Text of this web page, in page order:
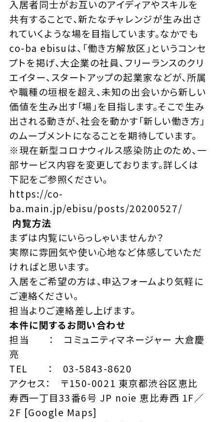
入居者同士がお互いのアイディアやスキルを
共有することで、新たなチャレンジが生み出さ
れていくような場を目指しています。なかでも
co-ba ebisuは、「働き方解放区」というコンセ
プトを掲げ、大企業の社員、フリーランスのクリ
エイター、スタートアップの起業家などが、所属
や職種の垣根を超え、未知の出会いから新しい
価値を生み出す「場」を目指します。そこで生み
出される動きが、社会を動かす「新しい働き方」
のムーブメントになることを期待しています。
※現在新型コロナウィルス感染防止のため、一
部サービス内容を変更しております。詳しくは
下記をご参照ください。
https://co-
ba.main.jp/ebisu/posts/20200527/
内覧方法
まずは内覧にいらっしゃいませんか？
実際に雰囲気や使い心地など体感していただ
ければと思います。
入居をご希望の方は、申込フォームより気軽に
ご連絡ください。
担当よりご連絡差し上げます。
本件に関するお問い合わせ
担当 ： コミュニティマネージャー 大倉慶
亮
TEL ： 03-5843-8620
アクセス： 〒150-0021 東京都渋谷区恵比
寿西一丁目33番6号 JP noie 恵比寿西 1F／
2F [Google Maps]